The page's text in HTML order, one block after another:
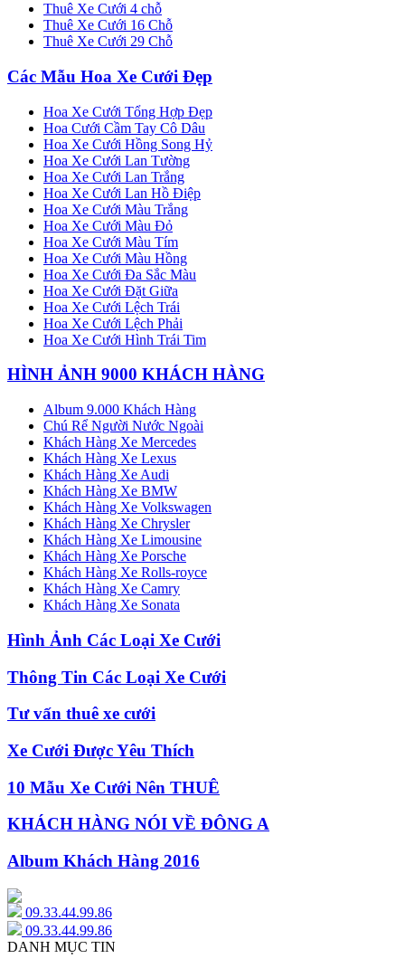
Thuê Xe Cưới 4 chỗ
Thuê Xe Cưới 16 Chỗ
Thuê Xe Cưới 29 Chỗ
Các Mẫu Hoa Xe Cưới Đẹp
Hoa Xe Cưới Tổng Hợp Đẹp
Hoa Cưới Cầm Tay Cô Dâu
Hoa Xe Cưới Hồng Song Hỷ
Hoa Xe Cưới Lan Tường
Hoa Xe Cưới Lan Trắng
Hoa Xe Cưới Lan Hồ Điệp
Hoa Xe Cưới Màu Trắng
Hoa Xe Cưới Màu Đỏ
Hoa Xe Cưới Màu Tím
Hoa Xe Cưới Màu Hồng
Hoa Xe Cưới Đa Sắc Màu
Hoa Xe Cưới Đặt Giữa
Hoa Xe Cưới Lệch Trái
Hoa Xe Cưới Lệch Phải
Hoa Xe Cưới Hình Trái Tim
HÌNH ẢNH 9000 KHÁCH HÀNG
Album 9.000 Khách Hàng
Chú Rể Người Nước Ngoài
Khách Hàng Xe Mercedes
Khách Hàng Xe Lexus
Khách Hàng Xe Audi
Khách Hàng Xe BMW
Khách Hàng Xe Volkswagen
Khách Hàng Xe Chrysler
Khách Hàng Xe Limousine
Khách Hàng Xe Porsche
Khách Hàng Xe Rolls-royce
Khách Hàng Xe Camry
Khách Hàng Xe Sonata
Hình Ảnh Các Loại Xe Cưới
Thông Tin Các Loại Xe Cưới
Tư vấn thuê xe cưới
Xe Cưới Được Yêu Thích
10 Mẫu Xe Cưới Nên THUÊ
KHÁCH HÀNG NÓI VỀ ĐÔNG A
Album Khách Hàng 2016
09.33.44.99.86
09.33.44.99.86
DANH MỤC TIN